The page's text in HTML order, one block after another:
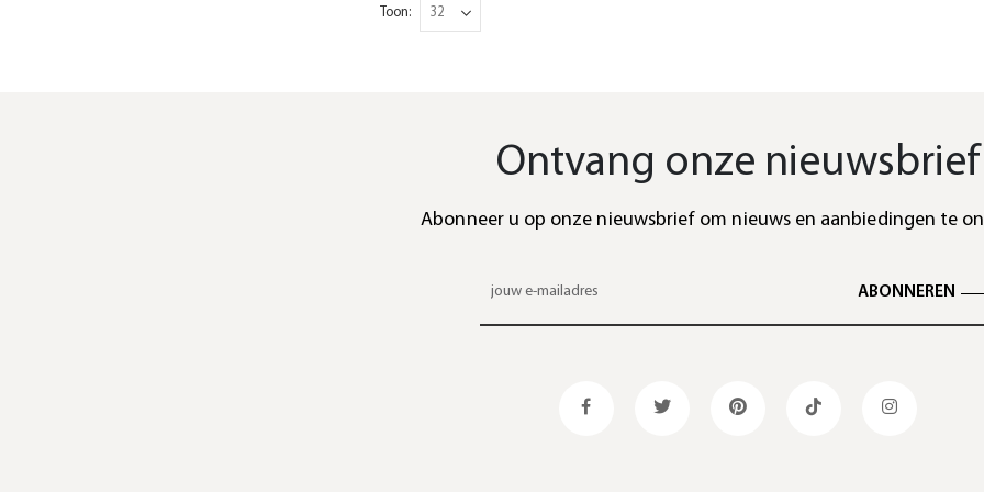
Toon
Ontvang onze nieuwsbrief
Abonneer u op onze nieuwsbrief om nieuws en aanbiedingen te
ABONNEREN